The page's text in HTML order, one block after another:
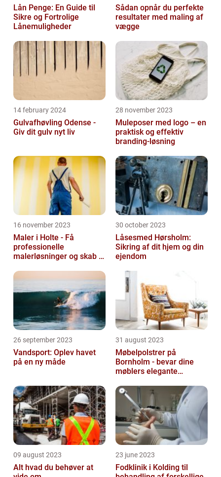
Lån Penge: En Guide til
Sikre og Fortrolige
Lånemuligheder
Sådan opnår du perfekte
resultater med maling af
vægge
14 february 2024
Gulvafhøvling Odense -
Giv dit gulv nyt liv
28 november 2023
Muleposer med logo – en
praktisk og effektiv
branding-løsning
16 november 2023
Maler i Holte - Få
professionelle
malerløsninger og skab et
30 october 2023
Låsesmed Hørsholm:
Sikring af dit hjem og din
ejendom
26 september 2023
Vandsport: Oplev havet
på en ny måde
31 august 2023
Møbelpolstrer på
Bornholm - bevar dine
møblers elegante
09 august 2023
Alt hvad du behøver at
23 june 2023
Fodklinik i Kolding til